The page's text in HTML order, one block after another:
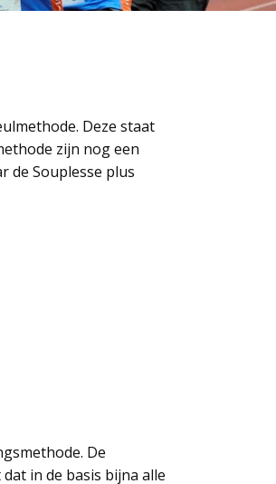
Deze staat
zijn nog een
de Souplesse plus
De
in de basis bijna alle